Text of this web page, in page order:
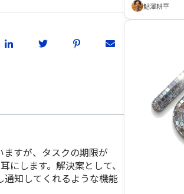
すが、タスクの期限が
します。解決案として、
通知してくれるような機能
鮎澤耕平